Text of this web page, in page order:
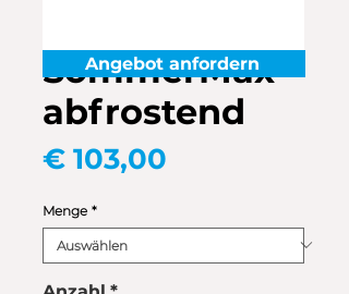
SommerMax
abfrostend
€ 103,00
Menge *
Angebot anfordern